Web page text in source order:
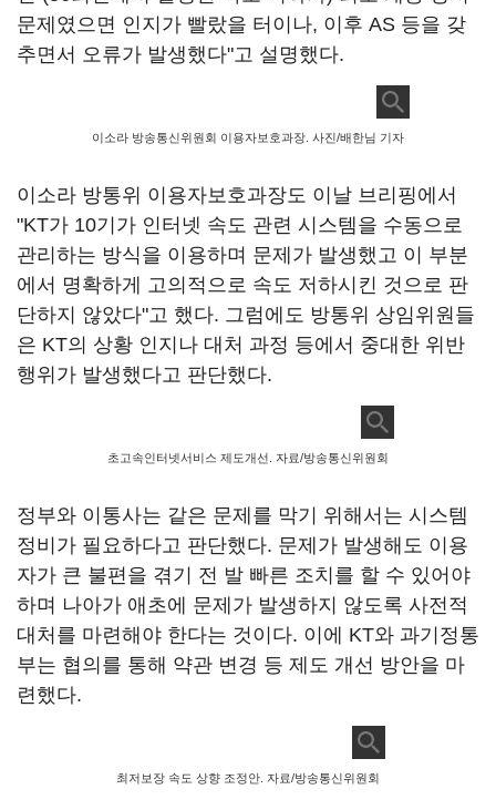
문제였으면 인지가 빨랐을 터이나, 이후 AS 등을 갖
추면서 오류가 발생했다"고 설명했다.
이소라 방송통신위원회 이용자보호과장. 사진/배한님 기자
이소라 방통위 이용자보호과장도 이날 브리핑에서
"KT가 10기가 인터넷 속도 관련 시스템을 수동으로
관리하는 방식을 이용하며 문제가 발생했고 이 부분
에서 명확하게 고의적으로 속도 저하시킨 것으로 판
단하지 않았다"고 했다. 그럼에도 방통위 상임위원들
은 KT의 상황 인지나 대처 과정 등에서 중대한 위반
행위가 발생했다고 판단했다.
초고속인터넷서비스 제도개선. 자료/방송통신위원회
정부와 이통사는 같은 문제를 막기 위해서는 시스템
정비가 필요하다고 판단했다. 문제가 발생해도 이용
자가 큰 불편을 겪기 전 발 빠른 조치를 할 수 있어야
하며 나아가 애초에 문제가 발생하지 않도록 사전적
대처를 마련해야 한다는 것이다. 이에 KT와 과기정통
부는 협의를 통해 약관 변경 등 제도 개선 방안을 마
련했다.
최저보장 속도 상향 조정안. 자료/방송통신위원회